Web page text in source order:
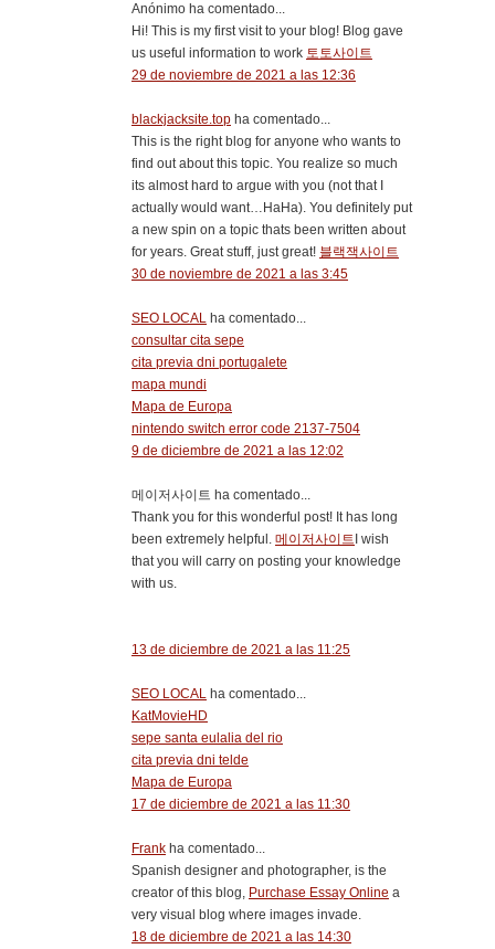
Anónimo ha comentado...
Hi! This is my first visit to your blog! Blog gave
us useful information to work 토토사이트
29 de noviembre de 2021 a las 12:36
blackjacksite.top ha comentado...
This is the right blog for anyone who wants to
find out about this topic. You realize so much
its almost hard to argue with you (not that I
actually would want…HaHa). You definitely put
a new spin on a topic thats been written about
for years. Great stuff, just great! 블랙잭사이트
30 de noviembre de 2021 a las 3:45
SEO LOCAL ha comentado...
consultar cita sepe
cita previa dni portugalete
mapa mundi
Mapa de Europa
nintendo switch error code 2137-7504
9 de diciembre de 2021 a las 12:02
메이저사이트 ha comentado...
Thank you for this wonderful post! It has long
been extremely helpful. 메이저사이트 I wish
that you will carry on posting your knowledge
with us.
13 de diciembre de 2021 a las 11:25
SEO LOCAL ha comentado...
KatMovieHD
sepe santa eulalia del rio
cita previa dni telde
Mapa de Europa
17 de diciembre de 2021 a las 11:30
Frank ha comentado...
Spanish designer and photographer, is the
creator of this blog, Purchase Essay Online a
very visual blog where images invade.
18 de diciembre de 2021 a las 14:30